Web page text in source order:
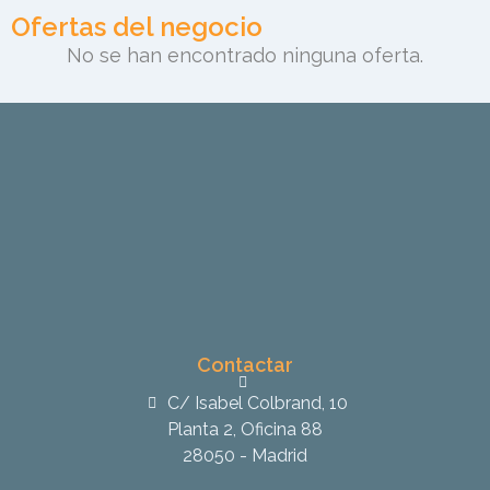
Ofertas del negocio
No se han encontrado ninguna oferta.
Contactar
C/ Isabel Colbrand, 10
Planta 2, Oficina 88
28050 - Madrid